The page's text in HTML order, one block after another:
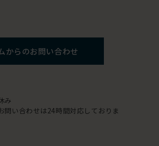
からのお問い合わせ
み
問い合わせは24時間対応しておりま